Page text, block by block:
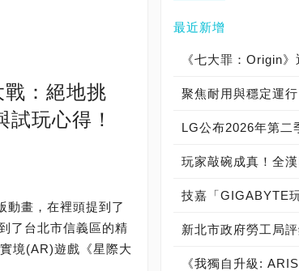
：絕地挑
玩心得！
動畫，在裡頭提到了
了台北市信義區的精
境(AR)遊戲《星際大
最近新增